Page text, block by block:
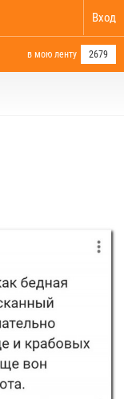
Вход
в мою ленту 2679